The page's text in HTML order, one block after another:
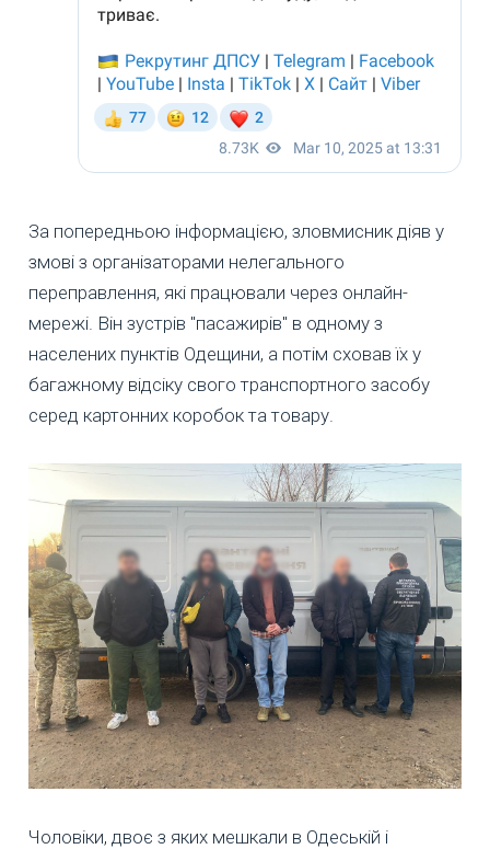
За попередньою інформацією, зловмисник діяв у
змові з організаторами нелегального
переправлення, які працювали через онлайн-
мережі. Він зустрів "пасажирів" в одному з
населених пунктів Одещини, а потім сховав їх у
багажному відсіку свого транспортного засобу
серед картонних коробок та товару.
Чоловіки, двоє з яких мешкали в Одеській і